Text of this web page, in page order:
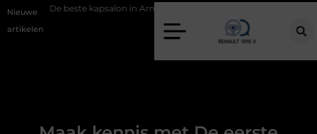
Nieuwe
artikelen
kapsalon in Arnhem: meer dan alleen een knipbeurt